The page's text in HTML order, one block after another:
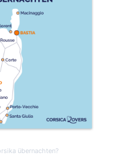
übernachten?